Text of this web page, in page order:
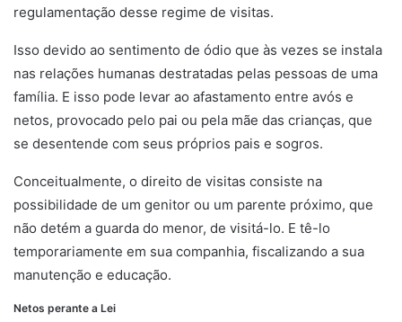
regulamentação desse regime de visitas.
Isso devido ao sentimento de ódio que às vezes se instala
nas relações humanas destratadas pelas pessoas de uma
família. E isso pode levar ao afastamento entre avós e
netos, provocado pelo pai ou pela mãe das crianças, que
se desentende com seus próprios pais e sogros.
Conceitualmente, o direito de visitas consiste na
possibilidade de um genitor ou um parente próximo, que
não detém a guarda do menor, de visitá-lo. E tê-lo
temporariamente em sua companhia, fiscalizando a sua
manutenção e educação.
Netos perante a Lei